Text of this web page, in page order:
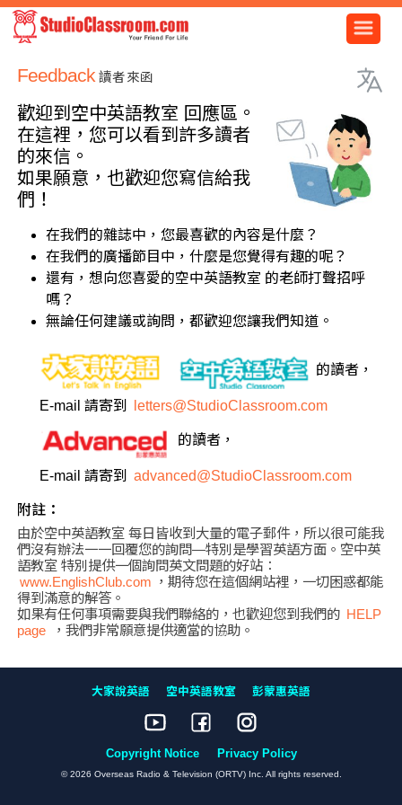
Feedback 讀者來函
歡迎到空中英語教室 回應區。
在這裡，您可以看到許多讀者
的來信。
如果願意，也歡迎您寫信給我
們！
在我們的雜誌中，您最喜歡的內容是什麼？
在我們的廣播節目中，什麼是您覺得有趣的呢？
還有，想向您喜愛的空中英語教室 的老師打聲招呼
嗎？
無論任何建議或詢問，都歡迎您讓我們知道。
的讀者，
E-mail 請寄到 letters@StudioClassroom.com
的讀者，
E-mail 請寄到 advanced@StudioClassroom.com
附註：
由於空中英語教室 每日皆收到大量的電子郵件，所以很可能我
們沒有辦法一一回覆您的詢問—特別是學習英語方面。空中英
語教室 特別提供一個詢問英文問題的好站：
www.EnglishClub.com ，期待您在這個網站裡，一切困惑都能
得到滿意的解答。
如果有任何事項需要與我們聯絡的，也歡迎您到我們的 HELP
page
，我們非常願意提供適當的協助。
大家說英語 空中英語教室 彭蒙惠英語
Copyright Notice Privacy Policy
© 2026 Overseas Radio & Television (ORTV) Inc. All rights reserved.